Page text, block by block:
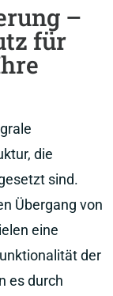
–
für
die
sind.
Übergang von
eine
der
es durch